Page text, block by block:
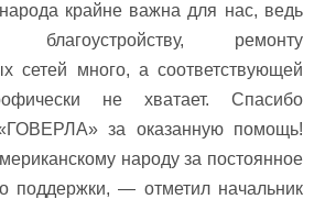
крайне важна для нас, ведь
ремонту
сетей много, а соответствующей
не хватает. Спасибо
за оказанную помощь!
народу за постоянное
поддержки, — отметил начальник